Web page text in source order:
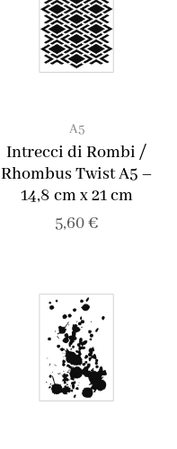
A5
Intrecci di Rombi /
Rhombus Twist A5 –
14,8 cm x 21 cm
5,60€